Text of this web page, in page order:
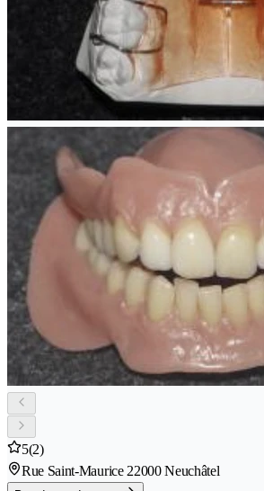
5(2)
Rue Saint-Maurice 22000 Neuchâtel